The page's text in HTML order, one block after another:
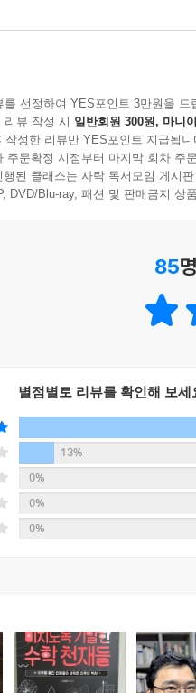
름이 널리 알려졌고, 1807년
동료 교수와의 공동 연구로
다. 오늘날 자기장의 세기를
다.
기하학을 만든 가우스 엄청난 완벽
을 미쳤다. 피보나치 수열 덕분
다빈치에 의해 탄생할 수
의 좌표 덕분에 아인슈타인의
못했을 것이다.
식에만 머물러 있던 수학을
용어는 ‘대수학의 아버지’
에 관한 아이디어로 훗날 컴
으로 재탄생하는지 그 흥미로
권으로 만나는 특별한 인문교
지도와 연표가 수록되어 있
에 이르기까지, 수학사와
관이 불에 탄 이후 학문의 중
에 비해 100년이나 뒤처진 이
져 직관적으로 다가오는 수학
를 선정하여 YES포인트 3만원을 드
리뷰 작성 시 일반회원 300원, 마니
작성한 리뷰만 YES포인트 지급됩니
주문확정 시점부터 마지막 회차 주
된 클래스는 사락 독서모임 게시
DVD/Blu-ray, 패션 및 판매금지 상
85
별점별로 리뷰를 확인해 보세
13%
0%
0%
0%